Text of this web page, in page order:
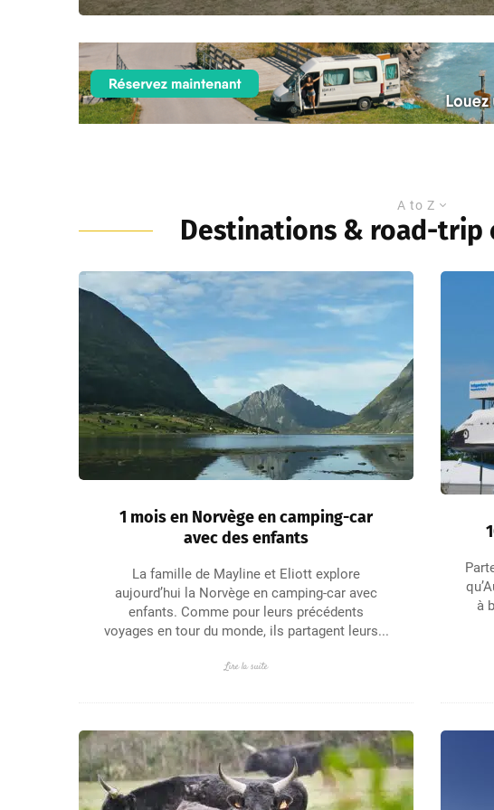
A to Z
Destinations & road-trip
1 mois en Norvège en camping-car
avec des enfants
La famille de Mayline et Eliott explore
aujourd’hui la Norvège en camping-car avec
enfants. Comme pour leurs précédents
voyages en tour du monde, ils partagent leurs...
Lire la suite
à